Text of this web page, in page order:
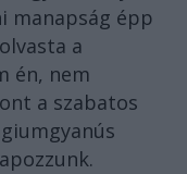
manapság épp
a
én, nem
a szabatos